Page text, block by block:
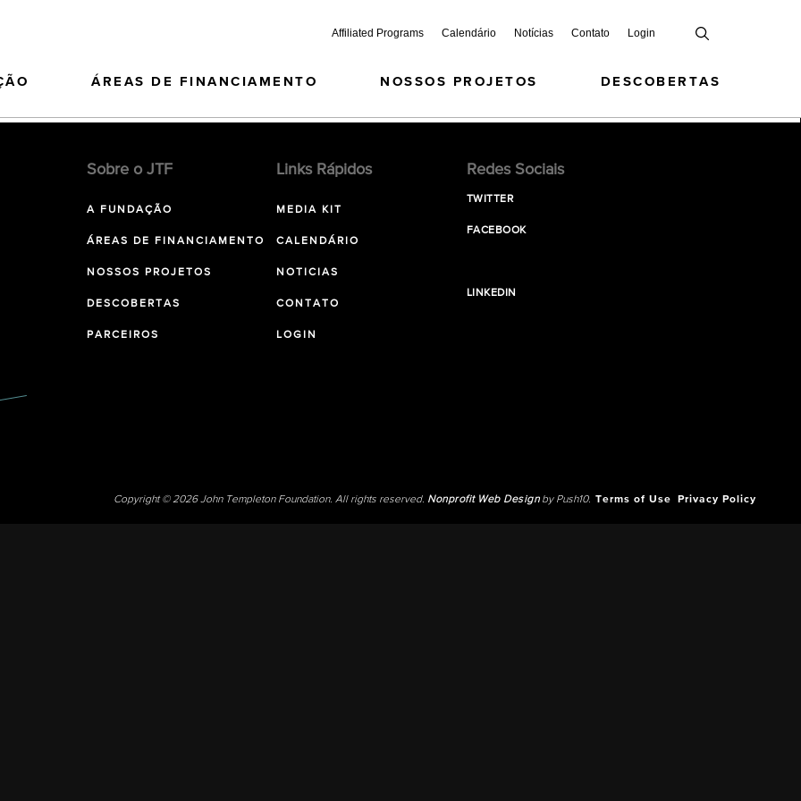
Affiliated Programs Calendário Notícias Contato Login
ÁREAS DE FINANCIAMENTO NOSSOS PROJETOS DESCOBERTAS
Sobre o JTF
A FUNDAÇÃO
ÁREAS DE FINANCIAMENTO
NOSSOS PROJETOS
DESCOBERTAS
PARCEIROS
Links Rápidos
MEDIA KIT
CALENDÁRIO
NOTICIAS
CONTATO
LOGIN
Redes Sociais
TWITTER
FACEBOOK
LINKEDIN
Copyright © 2026 John Templeton Foundation. All rights reserved. Nonprofit Web Designby Push10. Terms of Use Privacy Policy